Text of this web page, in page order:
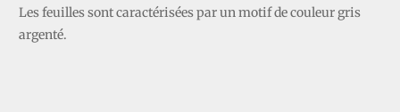
Les feuilles sont caractérisées par un motif de couleur gris
argenté.